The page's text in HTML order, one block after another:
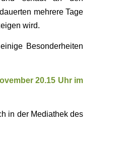
mehrere Tage
wird.
Besonderheiten
20.15 Uhr im
in der Mediathek des